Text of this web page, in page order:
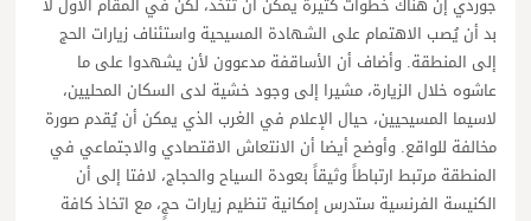
بد أن يُصب الاهتمام على الشهادة المسيحية واستئناف زيارات الحج
إلى المنطقة. وأضاف أن الأساقفة مدعوون لأن يشهدوا على ما
عاشوه خلال الزيارة، مشيرا إلى وجود خشية لدى السكان المحليين،
لاسيما المسيحيين، حيال الإعلام في الغرب الذي يمكن أن يُقدم صورة
مخالفة للواقع. وأوضح أيضا أن الانتعاش الاقتصادي والاجتماعي في
المنطقة مرتبط ارتباطاً وثيقاً بعودة السياح والحجاج، لافتا إلى أن
الكنيسة الفرنسية ستدرس إمكانية تنظيم زيارات حجٍ، مع اتخاذ كافة